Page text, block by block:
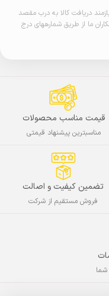
دریافت کالا به درب مقصد
ما از طریق شمارههای درج
قیمت مناسب محصولات
مناسبترین پیشنهاد قیمتی
تضمین کیفیت و اصالت
فروش مستقیم از شرکت